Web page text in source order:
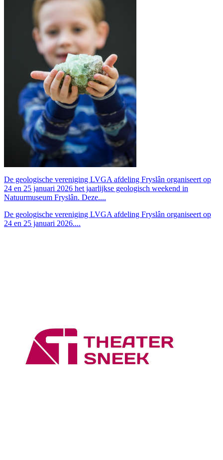
De geologische vereniging LVGA afdeling Fryslân organiseert op
24 en 25 januari 2026 het jaarlijkse geologisch weekend in
Natuurmuseum Fryslân. Deze....
De geologische vereniging LVGA afdeling Fryslân organiseert op
24 en 25 januari 2026....